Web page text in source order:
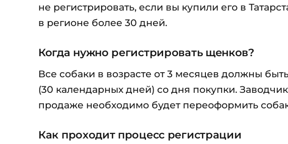
не регистрировать, если вы купили его в
в регионе более 30 дней.
Когда нужно регистрировать щенков?
Все собаки в возрасте от 3 месяцев должны
(30 календарных дней) со дня покупки.
продаже необходимо будет переоформить
Как проходит процесс регистрации